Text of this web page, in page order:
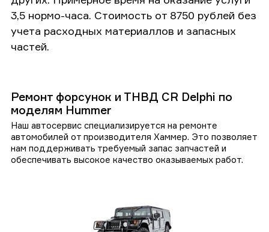
3,5 нормо-часа. Стоимость от 8750 рублей без
учета расходных материаллов и запасных
частей.
Ремонт форсунок и ТНВД CR Delphi по
моделям Hummer
Наш автосервис специализируется на ремонте
автомобилей от производителя Хаммер. Это позволяет
нам поддерживать требуемый запас запчастей и
обеспечивать высокое качество оказываемых работ.